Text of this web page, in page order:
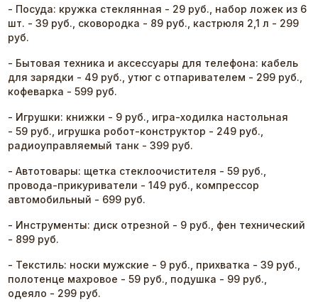
- Посуда: кружка стеклянная - 29 руб., набор ложек из 6
шт. - 39 руб., сковородка - 89 руб., кастрюля 2,1 л - 299
руб.
- Бытовая техника и аксессуары для телефона: кабель
для зарядки - 49 руб., утюг с отпаривателем - 299 руб.,
кофеварка - 599 руб.
- Игрушки: книжки - 9 руб., игра-ходилка настольная
- 59 руб., игрушка робот-конструктор - 249 руб.,
радиоуправляемый танк - 399 руб.
- Автотовары: щетка стеклоочистителя - 59 руб.,
провода-прикуриватели - 149 руб., компрессор
автомобильный - 699 руб.
- Инструменты: диск отрезной - 9 руб., фен технический
- 899 руб.
- Текстиль: носки мужские - 9 руб., прихватка - 39 руб.,
полотенце махровое - 59 руб., подушка - 99 руб.,
одеяло - 299 руб.